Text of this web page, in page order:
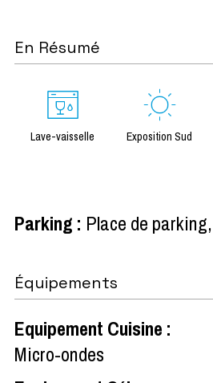
En Résumé
Lave-vaisselle Exposition Sud
Parking : Place de parking
Équipements
Equipement Cuisine :
Micro-ondes